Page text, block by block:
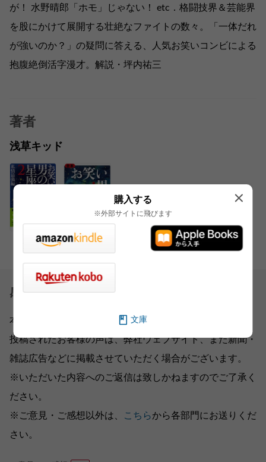
が！ 水野晴郎「ホモ」じゃない！ etc．格闘技界＆芸能界
を股にかけて展開する壮絶なファイトの数々。「一体だれ
が強いのか？」の疑問に答える、人気お笑いコンビによる
抱腹絶倒活字漫才。解説・坪内祐三
著者
浅草キッド
感想を送る
本書をお読みになったご意見・ご感想をお寄せください。
投稿されたお客様の声は、弊社ウェブサイト、また新聞・
雑誌広告などに掲載させていただく場合がございます。
※いただいた内容へのご返信は致しかねますのでご了承く
ださい。
※ご意見・ご感想以外は、
こちらから各部門にお送りくだ
さい。
購入する
※外部サイトに飛びます
文庫